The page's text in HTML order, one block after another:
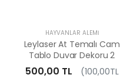
HAYVANLAR ALEMI
Leylaser At Temalı Cam
Tablo Duvar Dekoru 2
500,00 TL
(100,00TL